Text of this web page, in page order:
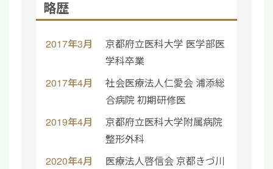
略歴
2017年3月
京都府立医科大学 医学部医
学科卒業
2017年4月
社会医療法人仁愛会 浦添総
合病院 初期研修医
2019年4月
京都府立医科大学附属病院
整形外科
2020年4月
医療法人啓信会 京都きづ川